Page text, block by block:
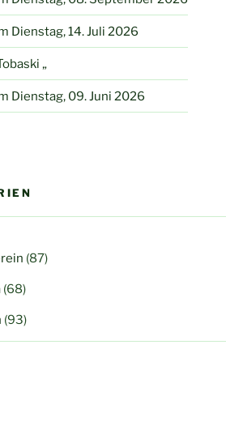
Dienstag, 14. Juli 2026
„
Dienstag, 09. Juni 2026
(87)
(68)
(93)